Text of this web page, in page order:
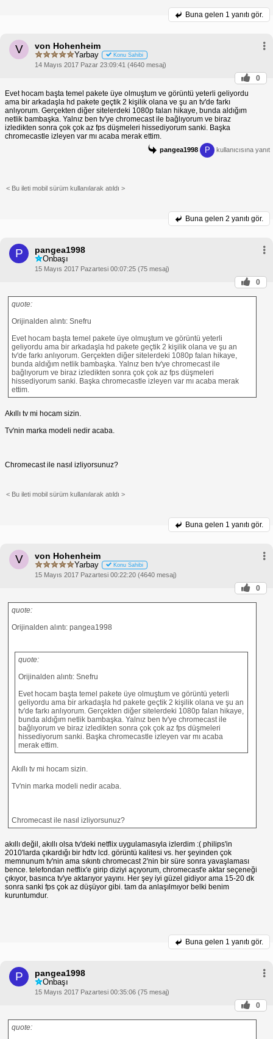
Buna gelen 1 yanıtı gör.
V von Hohenheim
Yarbay Konu Sahibi
14 Mayıs 2017 Pazar 23:09:41 (4640 mesaj)
0
Evet hocam başta temel pakete üye olmuştum ve görüntü yeterli geliyordu
ama bir arkadaşla hd pakete geçtik 2 kişilik olana ve şu an tv'de farkı
anlıyorum. Gerçekten diğer sitelerdeki 1080p falan hikaye, bunda aldığım
netlik bambaşka. Yalnız ben tv'ye chromecast ile bağlıyorum ve biraz
izledikten sonra çok çok az fps düşmeleri hissediyorum sanki. Başka
chromecastle izleyen var mı acaba merak ettim.
pangea1998 P kullanıcısına yanıt
< Bu ileti mobil sürüm kullanılarak atıldı >
Buna gelen 2 yanıtı gör.
P pangea1998
Onbaşı
15 Mayıs 2017 Pazartesi 00:07:25 (75 mesaj)
0
quote:
Orijinalden alıntı: Snefru
Evet hocam başta temel pakete üye olmuştum ve görüntü yeterli
geliyordu ama bir arkadaşla hd pakete geçtik 2 kişilik olana ve şu an
tv'de farkı anlıyorum. Gerçekten diğer sitelerdeki 1080p falan hikaye,
bunda aldığım netlik bambaşka. Yalnız ben tv'ye chromecast ile
bağlıyorum ve biraz izledikten sonra çok çok az fps düşmeleri
hissediyorum sanki. Başka chromecastle izleyen var mı acaba merak
ettim.
Akıllı tv mi hocam sizin.
Tv'nin marka modeli nedir acaba.
Chromecast ile nasıl izliyorsunuz?
< Bu ileti mobil sürüm kullanılarak atıldı >
Buna gelen 1 yanıtı gör.
V von Hohenheim
Yarbay Konu Sahibi
15 Mayıs 2017 Pazartesi 00:22:20 (4640 mesaj)
0
quote:
Orijinalden alıntı: pangea1998
quote:
Orijinalden alıntı: Snefru
Evet hocam başta temel pakete üye olmuştum ve görüntü yeterli
geliyordu ama bir arkadaşla hd pakete geçtik 2 kişilik olana ve şu an
tv'de farkı anlıyorum. Gerçekten diğer sitelerdeki 1080p falan hikaye,
bunda aldığım netlik bambaşka. Yalnız ben tv'ye chromecast ile
bağlıyorum ve biraz izledikten sonra çok çok az fps düşmeleri
hissediyorum sanki. Başka chromecastle izleyen var mı acaba
merak ettim.
Akıllı tv mi hocam sizin.
Tv'nin marka modeli nedir acaba.
Chromecast ile nasıl izliyorsunuz?
akıllı değil, akıllı olsa tv'deki netflix uygulamasıyla izlerdim :( philips'in
2010'larda çıkardığı bir hdtv lcd. görüntü kalitesi vs. her şeyinden çok
memnunum tv'nin ama sıkıntı chromecast 2'nin bir süre sonra yavaşlaması
bence. telefondan netflix'e girip diziyi açıyorum, chromecast'e aktar seçeneği
çıkıyor, basınca tv'ye aktarıyor yayını. Her şey iyi güzel gidiyor ama 15-20 dk
sonra sanki fps çok az düşüyor gibi. tam da anlaşılmıyor belki benim
kuruntumdur.
Buna gelen 1 yanıtı gör.
P pangea1998
Onbaşı
15 Mayıs 2017 Pazartesi 00:35:06 (75 mesaj)
0
quote: